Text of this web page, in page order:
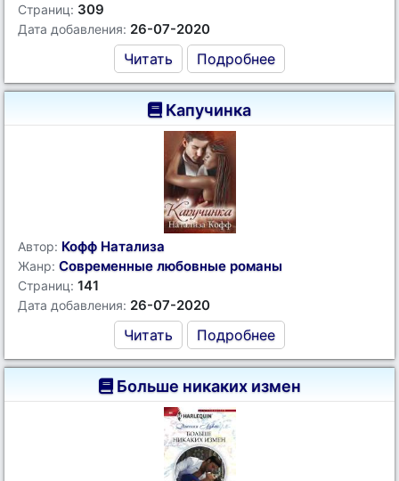
Страниц: 309
Дата добавления: 26-07-2020
Читать Подробнее
Капучинка
Автор: Кофф Натализа
Жанр: Современные любовные романы
Страниц: 141
Дата добавления: 26-07-2020
Читать Подробнее
Больше никаких измен